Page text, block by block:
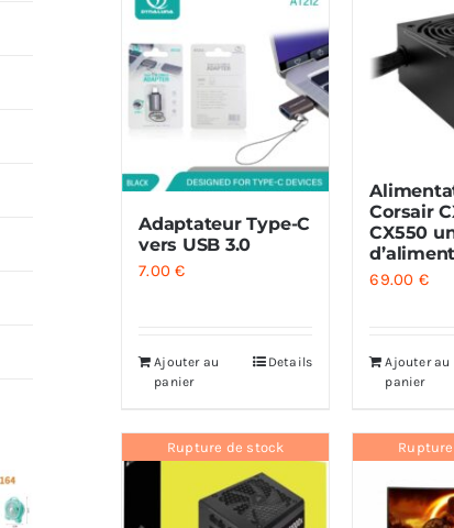
Adaptateur Type-C
vers USB 3.0
7.00€
Ajouter au
panier
Details
Corsair
CX550
69.00 €
Ajouter au
panier
Rupture de stock